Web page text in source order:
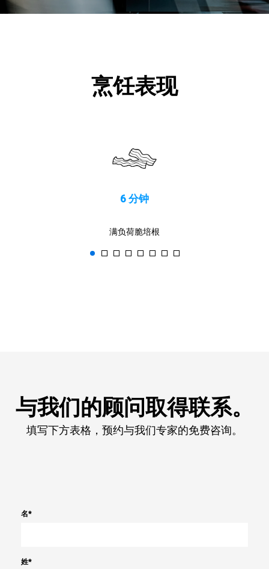
烹饪表现
6 分钟
满负荷脆培根
与我们的顾问取得联系。
填写下方表格，预约与我们专家的免费咨询。
名*
姓*